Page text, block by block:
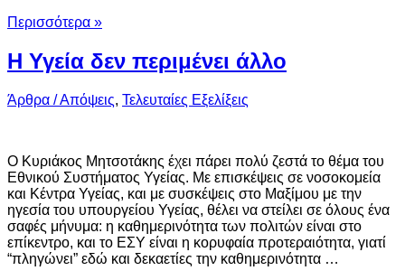
Περισσότερα »
Η Υγεία δεν περιμένει άλλο
Άρθρα / Απόψεις, Τελευταίες Εξελίξεις
Ο Κυριάκος Μητσοτάκης έχει πάρει πολύ ζεστά το θέμα του
Εθνικού Συστήματος Υγείας. Με επισκέψεις σε νοσοκομεία
και Κέντρα Υγείας, και με συσκέψεις στο Μαξίμου με την
ηγεσία του υπουργείου Υγείας, θέλει να στείλει σε όλους ένα
σαφές μήνυμα: η καθημερινότητα των πολιτών είναι στο
επίκεντρο, και το ΕΣΥ είναι η κορυφαία προτεραιότητα, γιατί
“πληγώνει” εδώ και δεκαετίες την καθημερινότητα …